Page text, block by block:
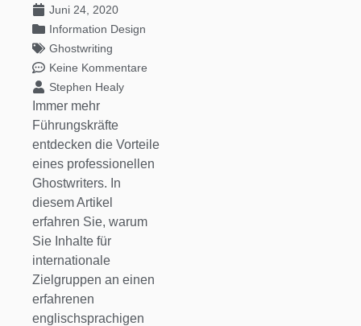
Juni 24, 2020
Information Design
Ghostwriting
Keine Kommentare
Stephen Healy
Immer mehr
Führungskräfte
entdecken die Vorteile
eines professionellen
Ghostwriters. In
diesem Artikel
erfahren Sie, warum
Sie Inhalte für
internationale
Zielgruppen an einen
erfahrenen
englischsprachigen